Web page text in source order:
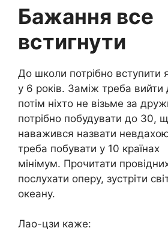
Бажання все
встигнути
До школи потрібно вступити
у 6 років. Заміж треба вийти
потім ніхто не візьме за
потрібно побудувати до 30,
наважився назвати
треба побувати у 10 країнах
мінімум. Прочитати
послухати оперу, зустріти
океану.
Лао-цзи каже: